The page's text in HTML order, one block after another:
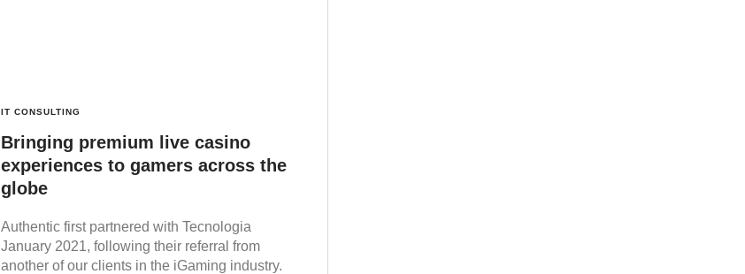
IT CONSULTING
Bringing premium live casino
experiences to gamers across the
globe
Authentic first partnered with Tecnologia
January 2021, following their referral from
another of our clients in the iGaming industry.